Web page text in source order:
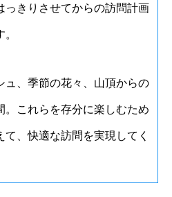
っきりさせてからの訪問計画
ュ、季節の花々、山頂からの
。これらを存分に楽しむため
、快適な訪問を実現してく